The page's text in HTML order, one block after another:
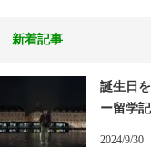
新着記事
誕生日
ー留学
2024/9/30